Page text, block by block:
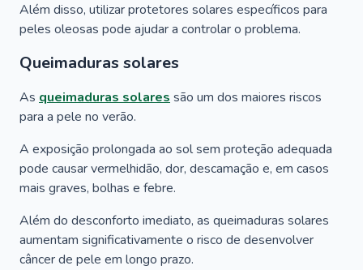
Além disso, utilizar protetores solares específicos para
peles oleosas pode ajudar a controlar o problema.
Queimaduras solares
As queimaduras solaressão um dos maiores riscos
para a pele no verão.
A exposição prolongada ao sol sem proteção adequada
pode causar vermelhidão, dor, descamação e, em casos
mais graves, bolhas e febre.
Além do desconforto imediato, as queimaduras solares
aumentam significativamente o risco de desenvolver
câncer de pele em longo prazo.